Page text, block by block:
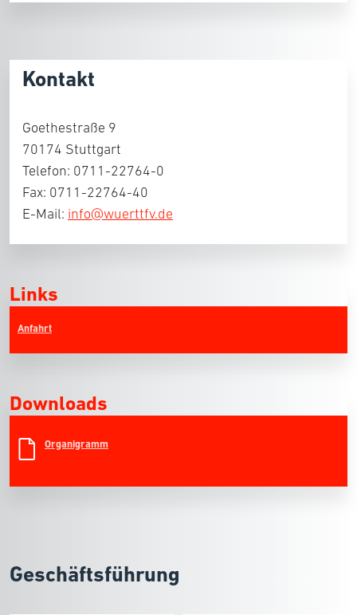
Kontakt
Goethestraße 9
70174 Stuttgart
Telefon: 0711-22764-0
Fax: 0711-22764-40
E-Mail: info@wuerttfv.de
Links
Anfahrt
Downloads
Organigramm
Geschäftsführung